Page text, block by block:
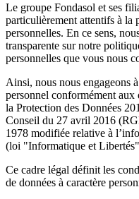
Le groupe Fondasol et ses
particulièrement attentifs à la
personnelles. En ce sens,
transparente sur notre
personnelles que vous nous
Ainsi, nous nous engageons
personnel conformément
la Protection des Données
Conseil du 27 avril 2016
1978 modifiée relative à
(loi "Informatique et
Ce cadre légal définit les
de données à caractère